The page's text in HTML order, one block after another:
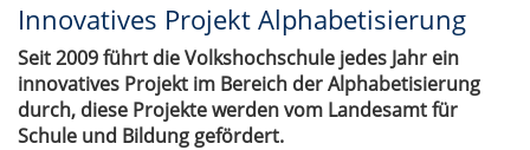
Innovatives Projekt Alphabetisierung
Seit 2009 führt die Volkshochschule jedes Jahr ein
innovatives Projekt im Bereich der Alphabetisierung
durch, diese Projekte werden vom Landesamt für
Schule und Bildung gefördert.